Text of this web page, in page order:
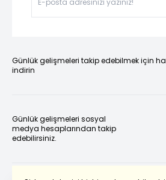
Günlük gelişmeleri takip edebilmek için
indirin
Günlük gelişmeleri sosyal
medya hesaplarından takip
edebilirsiniz.